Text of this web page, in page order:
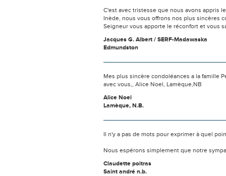
C'est avec tristesse que nous avons appris
Inède, nous vous offrons nos plus sincères
Seigneur vous apporte le réconfort et vous
Jacques G. Albert / SERF-Madawaska
Edmundston
Mes plus sincère condoléances a la famille
avec vous,, Alice Noel, Lamèque,NB
Alice Noel
Lamèque, N.B.
Il n'y a pas de mots pour exprimer à quel
Nous espérons simplement que notre
Claudette poitras
Saint andré n.b.